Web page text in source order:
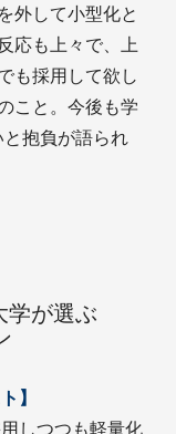
外して小型化と
応も上々で、上
も採用して欲し
こと。今後も学
抱負が語られ
学が選ぶ
】
しつつも軽量化